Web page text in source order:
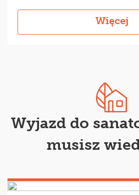
Więcej
Wyjazd do
musisz